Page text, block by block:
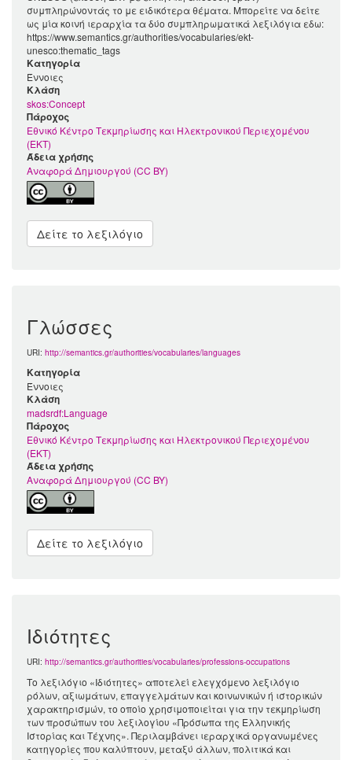
συμπληρώνοντάς το με ειδικότερα θέματα. Μπορείτε να δείτε
ως μία κοινή ιεραρχία τα δύο συμπληρωματικά λεξιλόγια εδω:
https://www.semantics.gr/authorities/vocabularies/ekt-
unesco:thematic_tags
Κατηγορία
Έννοιες
Kλάση
skos:Concept
Πάροχος
Εθνικό Κέντρο Τεκμηρίωσης και Ηλεκτρονικού Περιεχομένου
(ΕΚΤ)
Άδεια χρήσης
Αναφορά Δημιουργού (CC BY)
Δείτε το λεξιλόγιο
Γλώσσες
URI: http://semantics.gr/authorities/vocabularies/languages
Κατηγορία
Έννοιες
Kλάση
madsrdf:Language
Πάροχος
Εθνικό Κέντρο Τεκμηρίωσης και Ηλεκτρονικού Περιεχομένου
(ΕΚΤ)
Άδεια χρήσης
Αναφορά Δημιουργού (CC BY)
Δείτε το λεξιλόγιο
Ιδιότητες
URI: http://semantics.gr/authorities/vocabularies/professions-occupations
Το λεξιλόγιο «Ιδιότητες» αποτελεί ελεγχόμενο λεξιλόγιο
ρόλων, αξιωμάτων, επαγγελμάτων και κοινωνικών ή ιστορικών
χαρακτηρισμών, το οποίο χρησιμοποιείται για την τεκμηρίωση
των προσώπων του λεξιλογίου «Πρόσωπα της Ελληνικής
Ιστορίας και Τέχνης». Περιλαμβάνει ιεραρχικά οργανωμένες
κατηγορίες που καλύπτουν, μεταξύ άλλων, πολιτικά και